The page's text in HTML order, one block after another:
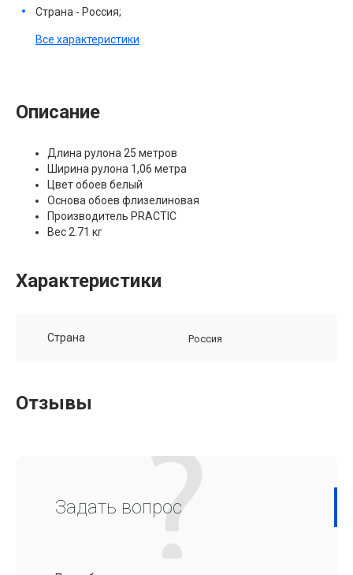
Страна - Россия;
Все характеристики
Описание
Длина рулона 25 метров
Ширина рулона 1,06 метра
Цвет обоев белый
Основа обоев флизелиновая
Производитель PRACTIC
Вес 2.71 кг
Характеристики
Страна Россия
Отзывы
Задать вопрос